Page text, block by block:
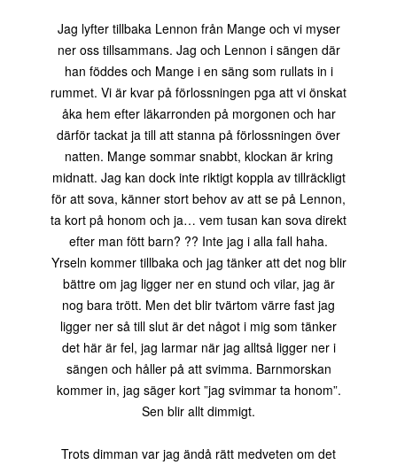
Jag lyfter tillbaka Lennon från Mange och vi myser
ner oss tillsammans. Jag och Lennon i sängen där
han föddes och Mange i en säng som rullats in i
rummet. Vi är kvar på förlossningen pga att vi önskat
åka hem efter läkarronden på morgonen och har
därför tackat ja till att stanna på förlossningen över
natten. Mange sommar snabbt, klockan är kring
midnatt. Jag kan dock inte riktigt koppla av tillräckligt
för att sova, känner stort behov av att se på Lennon,
ta kort på honom och ja… vem tusan kan sova direkt
efter man fött barn? ?? Inte jag i alla fall haha.
Yrseln kommer tillbaka och jag tänker att det nog blir
bättre om jag ligger ner en stund och vilar, jag är
nog bara trött. Men det blir tvärtom värre fast jag
ligger ner så till slut är det något i mig som tänker
det här är fel, jag larmar när jag alltså ligger ner i
sängen och håller på att svimma. Barnmorskan
kommer in, jag säger kort ”jag svimmar ta honom”.
Sen blir allt dimmigt.
Trots dimman var jag ändå rätt medveten om det